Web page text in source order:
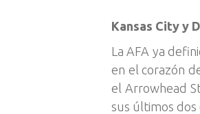
Kansas City y
La AFA ya
en el corazón
el Arrowhead
sus últimos